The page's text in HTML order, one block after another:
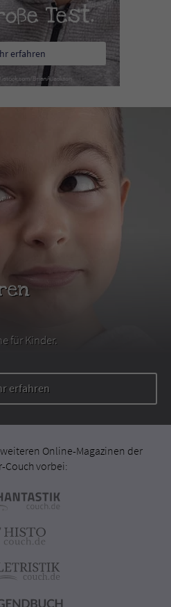
Test.
erfahren
für Kinder.
erfahren
Online-Magazinen der
Couch vorbei: